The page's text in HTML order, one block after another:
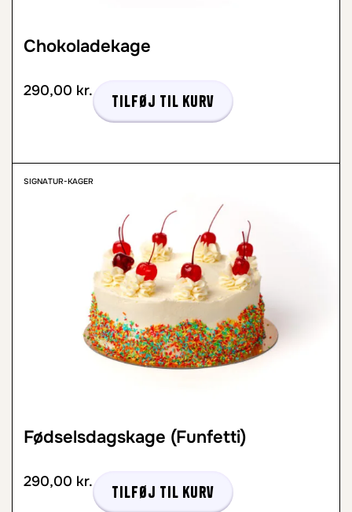
Chokoladekage
290,00 kr.
Tilføj til kurv
SIGNATUR-KAGER
Fødselsdagskage (Funfetti)
290,00 kr.
Tilføj til kurv